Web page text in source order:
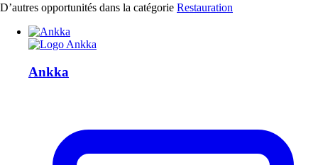
D’autres opportunités dans la catégorie Restauration
Ankka